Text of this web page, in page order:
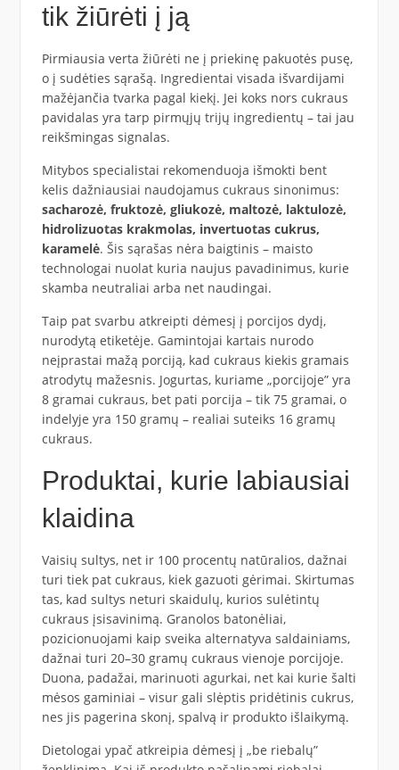
tik žiūrėti į ją
Pirmiausia verta žiūrėti ne į priekinę pakuotės pusę,
o į sudėties sąrašą. Ingredientai visada išvardijami
mažėjančia tvarka pagal kiekį. Jei koks nors cukraus
pavidalas yra tarp pirmųjų trijų ingredientų – tai jau
reikšmingas signalas.
Mitybos specialistai rekomenduoja išmokti bent
kelis dažniausiai naudojamus cukraus sinonimus:
sacharozė, fruktozė, gliukozė, maltozė, laktulozė,
hidrolizuotas krakmolas, invertuotas cukrus,
karamelė. Šis sąrašas nėra baigtinis – maisto
technologai nuolat kuria naujus pavadinimus, kurie
skamba neutraliai arba net naudingai.
Taip pat svarbu atkreipti dėmesį į porcijos dydį,
nurodytą etiketėje. Gamintojai kartais nurodo
neįprastai mažą porciją, kad cukraus kiekis gramais
atrodytų mažesnis. Jogurtas, kuriame „porcijoje” yra
8 gramai cukraus, bet pati porcija – tik 75 gramai, o
indelyje yra 150 gramų – realiai suteiks 16 gramų
cukraus.
Produktai, kurie labiausiai
klaidina
Vaisių sultys, net ir 100 procentų natūralios, dažnai
turi tiek pat cukraus, kiek gazuoti gėrimai. Skirtumas
tas, kad sultys neturi skaidulų, kurios sulėtintų
cukraus įsisavinimą. Granolos batonėliai,
pozicionuojami kaip sveika alternatyva saldainiams,
dažnai turi 20–30 gramų cukraus vienoje porcijoje.
Duona, padažai, marinuoti agurkai, net kai kurie šalti
mėsos gaminiai – visur gali slėptis pridėtinis cukrus,
nes jis pagerina skonį, spalvą ir produkto išlaikymą.
Dietologai ypač atkreipia dėmesį į „be riebalų”